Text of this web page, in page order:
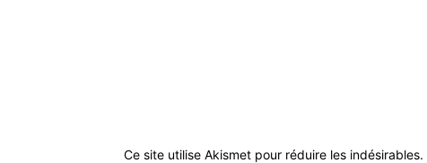
Ce site utilise Akismet pour réduire les indésirables.